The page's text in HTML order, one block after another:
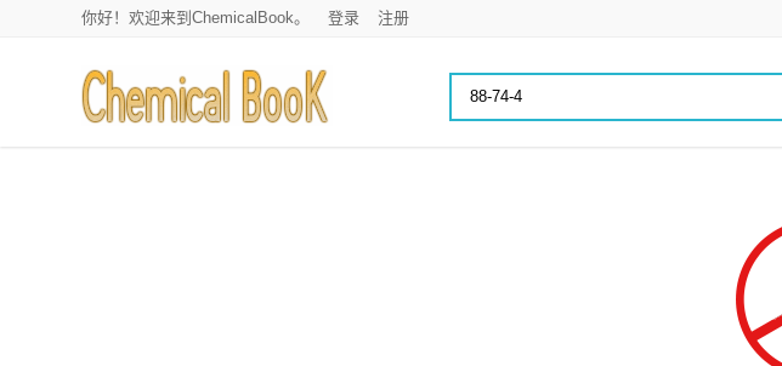
你好！欢迎来到ChemicalBook。 登录 注册